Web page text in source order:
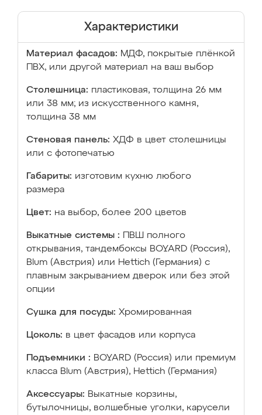
Характеристики
Материал фасадов: МДФ, покрытые плёнкой
ПВХ, или другой материал на ваш выбор
Столешница: пластиковая, толщина 26 мм
или 38 мм; из искусственного камня,
толщина 38 мм
Стеновая панель: ХДФ в цвет столешницы
или с фотопечатью
Габариты: изготовим кухню любого
размера
Цвет: на выбор, более 200 цветов
Выкатные системы :
ПВШ полного
открывания, тандембоксы BOYARD (Россия),
Blum (Австрия) или Hettich (Германия) с
плавным закрыванием дверок или без этой
опции
Сушка для посуды: Хромированная
Цоколь: в цвет фасадов или корпуса
Подъемники : BOYARD (Россия) или премиум
класса Blum (Австрия), Hettich (Германия)
Аксессуары: Выкатные корзины,
бутылочницы, волшебные уголки, карусели